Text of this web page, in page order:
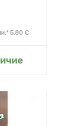
5.80 €